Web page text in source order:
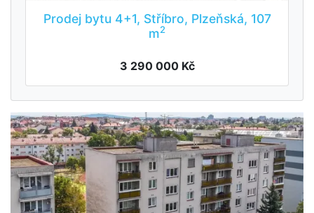
Prodej bytu 4+1, Stříbro, Plzeňská, 107
m2
3 290 000 Kč